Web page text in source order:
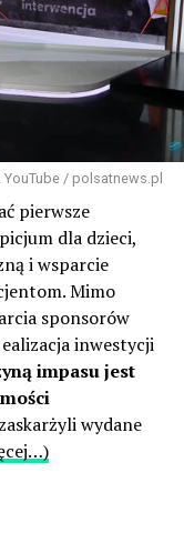
YouTube / polsatnews.pl
pierwsze
dla dzieci,
i wsparcie
Mimo
sponsorów
inwestycji
impasu jest
wydane